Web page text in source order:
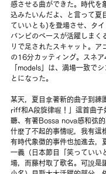
感させる曲ができた。時代を
込みたいんだよ、と言って夏
ていいとも)を登場させ、タイ
バンビのベースが活躍しまく
リで足されたスキャット。ア
の16分カッティング。スネ
「models」は、満場一致で
とになった。
某天，夏目拿著新的曲子到練
riff和A段旋律喔！」這首曲子
聽、有著Bossa nova感和弦
什麼了不起的事情呢，我有這
有時代象徵的事件也加進去，
一義（日本節目「笑っていい
場，而藤村取了歌名。可說是